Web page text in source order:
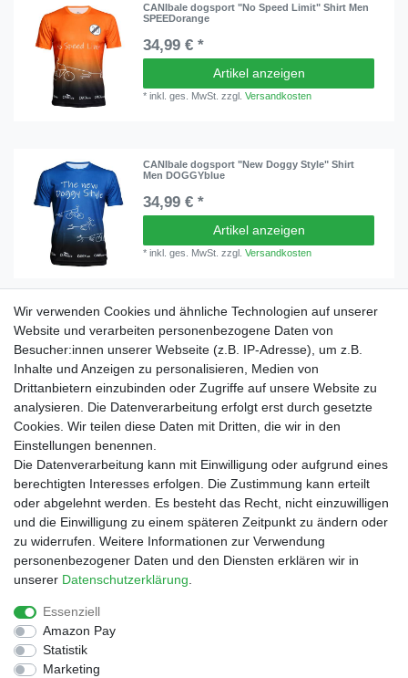
CANIbale dogsport "No Speed Limit" Shirt Men
SPEEDorange
34,99 € *
Artikel anzeigen
*inkl. ges. MwSt. zzgl.Versandkosten
CANIbale dogsport "New Doggy Style" Shirt
Men DOGGYblue
34,99 € *
Artikel anzeigen
*inkl. ges. MwSt. zzgl.Versandkosten
Non-stop dogwear CaniX Tech Tee Men | 260M
39,99 € *
In den Warenkorb
*inkl. ges. MwSt. zzgl.Versandkosten
Lieferzeit ca 1 - 3 Werktage**)
Kostenloser Versand ab 30€**)
30 Tage Rückgaberecht
Wir verwenden Cookies und ähnliche Technologien auf unserer
Website und verarbeiten personenbezogene Daten von
Besucher:innen unserer Webseite (z.B. IP-Adresse), um z.B.
Inhalte und Anzeigen zu personalisieren, Medien von
Drittanbietern einzubinden oder Zugriffe auf unsere Website zu
analysieren. Die Datenverarbeitung erfolgt erst durch gesetzte
Cookies. Wir teilen diese Daten mit Dritten, die wir in den
Einstellungen benennen.
Die Datenverarbeitung kann mit Einwilligung oder aufgrund eines
berechtigten Interesses erfolgen. Die Zustimmung kann erteilt
oder abgelehnt werden. Es besteht das Recht, nicht einzuwilligen
und die Einwilligung zu einem späteren Zeitpunkt zu ändern oder
zu widerrufen. Weitere Informationen zur Verwendung
personenbezogener Daten und den Diensten erklären wir in
unserer Daten­schutz­erklärung
Essenziell
Amazon Pay
Statistik
Marketing